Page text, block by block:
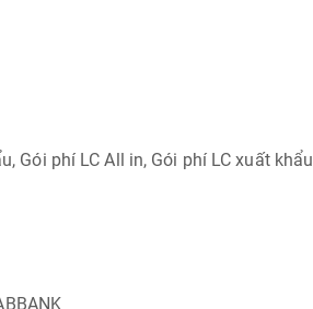
Gói phí LC All in, Gói phí LC xuất khẩu